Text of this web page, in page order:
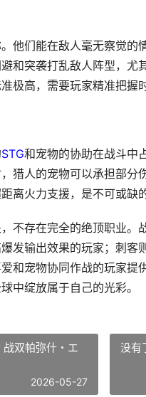
他们能在敌人毫无察觉的
和突袭打乱敌人阵型，尤
极高，需要玩家精准把握
STG和宠物的协助在战斗中
猎人的宠物可以承担部
离火力支援，是不可或缺
不存在完全的绝顶职业。
发输出效果的玩家；刺
和宠物协同作战的玩家
中绽放属于自己的光彩。
双帕弥什・エ
2026-05-27
没有